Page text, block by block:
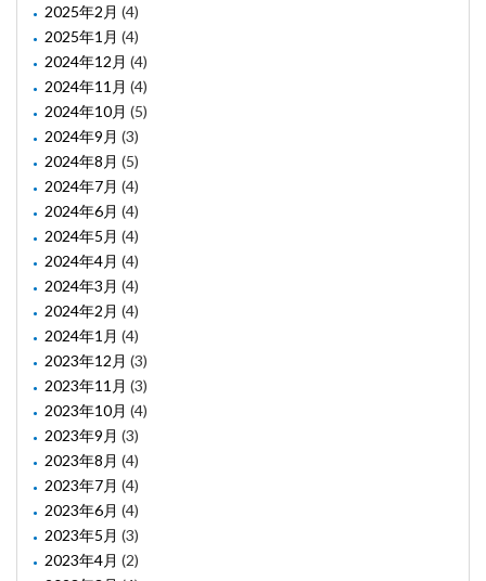
2025年2月 (4)
2025年1月 (4)
2024年12月 (4)
2024年11月 (4)
2024年10月 (5)
2024年9月 (3)
2024年8月 (5)
2024年7月 (4)
2024年6月 (4)
2024年5月 (4)
2024年4月 (4)
2024年3月 (4)
2024年2月 (4)
2024年1月 (4)
2023年12月 (3)
2023年11月 (3)
2023年10月 (4)
2023年9月 (3)
2023年8月 (4)
2023年7月 (4)
2023年6月 (4)
2023年5月 (3)
2023年4月 (2)